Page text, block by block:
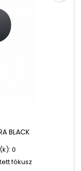
BLACK
0
fókusz